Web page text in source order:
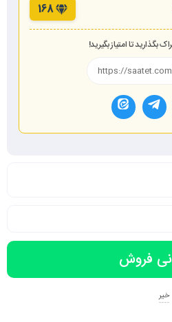
168
بگذارید تا امتیاز بگیرید!
فروش
خیر